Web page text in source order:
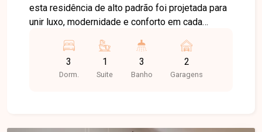
esta residência de alto padrão foi projetada para
unir luxo, modernidade e conforto em cada
acabamentos sofisticados, o imóvel oferece uma
experiência única de moradia para quem busca
exclusividade, qualidade e excelente padrão
3
Dorm.
1
Suite
3
Banho
2
Garagens